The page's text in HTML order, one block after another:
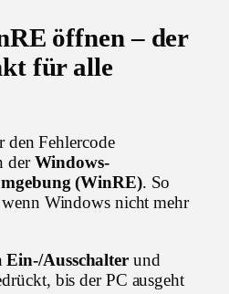
öffnen – der
für alle
den Fehlercode
derWindows-
(WinRE). So
Windows nicht mehr
Ein-/Ausschalterund
bis der PC ausgeht